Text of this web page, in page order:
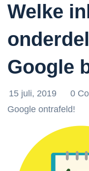
Welke
Google
15 juli, 2019 0
Google ontrafeld!